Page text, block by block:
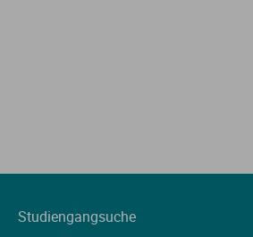
Studiengangsuche